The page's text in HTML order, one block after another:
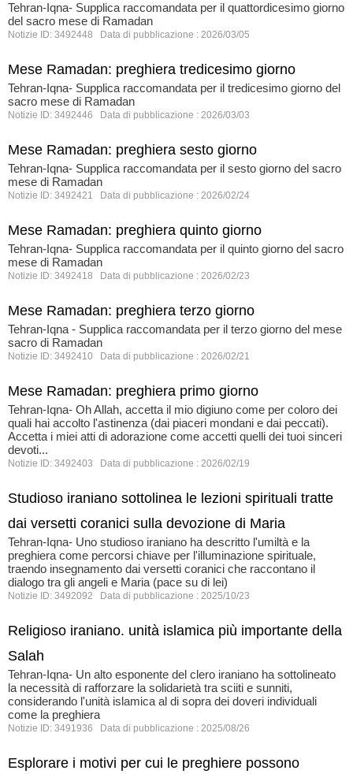
Tehran-Iqna- Supplica raccomandata per il quattordicesimo giorno
del sacro mese di Ramadan
Notizie ID: 3492448 Data di pubblicazione : 2026/03/05
Mese Ramadan: preghiera tredicesimo giorno
Tehran-Iqna- Supplica raccomandata per il tredicesimo giorno del
sacro mese di Ramadan
Notizie ID: 3492446 Data di pubblicazione : 2026/03/03
Mese Ramadan: preghiera sesto giorno
Tehran-Iqna- Supplica raccomandata per il sesto giorno del sacro
mese di Ramadan
Notizie ID: 3492421 Data di pubblicazione : 2026/02/24
Mese Ramadan: preghiera quinto giorno
Tehran-Iqna- Supplica raccomandata per il quinto giorno del sacro
mese di Ramadan
Notizie ID: 3492418 Data di pubblicazione : 2026/02/23
Mese Ramadan: preghiera terzo giorno
Tehran-Iqna - Supplica raccomandata per il terzo giorno del mese
sacro di Ramadan
Notizie ID: 3492410 Data di pubblicazione : 2026/02/21
Mese Ramadan: preghiera primo giorno
Tehran-Iqna- Oh Allah, accetta il mio digiuno come per coloro dei
quali hai accolto l'astinenza (dai piaceri mondani e dai peccati).
Accetta i miei atti di adorazione come accetti quelli dei tuoi sinceri
devoti...
Notizie ID: 3492403 Data di pubblicazione : 2026/02/19
Studioso iraniano sottolinea le lezioni spirituali tratte
dai versetti coranici sulla devozione di Maria
Tehran-Iqna- Uno studioso iraniano ha descritto l'umiltà e la
preghiera come percorsi chiave per l'illuminazione spirituale,
traendo insegnamento dai versetti coranici che raccontano il
dialogo tra gli angeli e Maria (pace su di lei)
Notizie ID: 3492092 Data di pubblicazione : 2025/10/23
Religioso iraniano. unità islamica più importante della
Salah
Tehran-Iqna- Un alto esponente del clero iraniano ha sottolineato
la necessità di rafforzare la solidarietà tra sciiti e sunniti,
considerando l'unità islamica al di sopra dei doveri individuali
come la preghiera
Notizie ID: 3491936 Data di pubblicazione : 2025/08/26
Esplorare i motivi per cui le preghiere possono